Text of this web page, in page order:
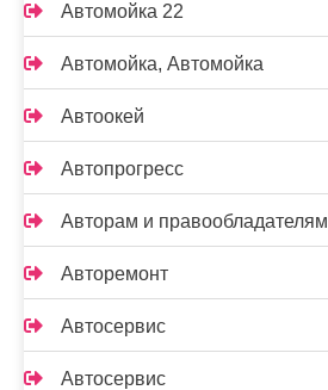
Автомойка 22
Автомойка, Автомойка
Автоокей
Автопрогресс
Авторам и правообладателям
Авторемонт
Автосервис
Автосервис